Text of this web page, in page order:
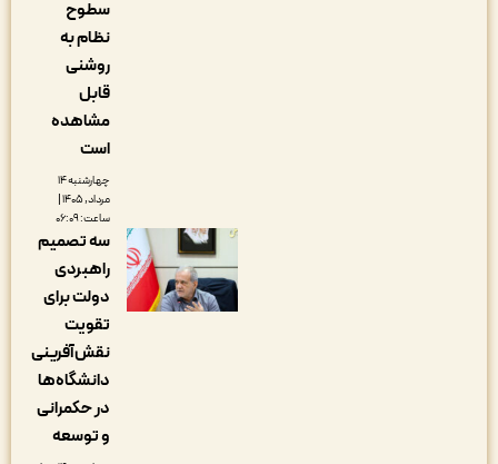
نظام به
مشاهده
چهارشنبه ۱۴
مرداد, ۱۴۰۵ |
سه تصمیم
راهبردی
دولت برای
نقش‌آفرینی
دانشگاه‌ها
در حکمرانی
و توسعه